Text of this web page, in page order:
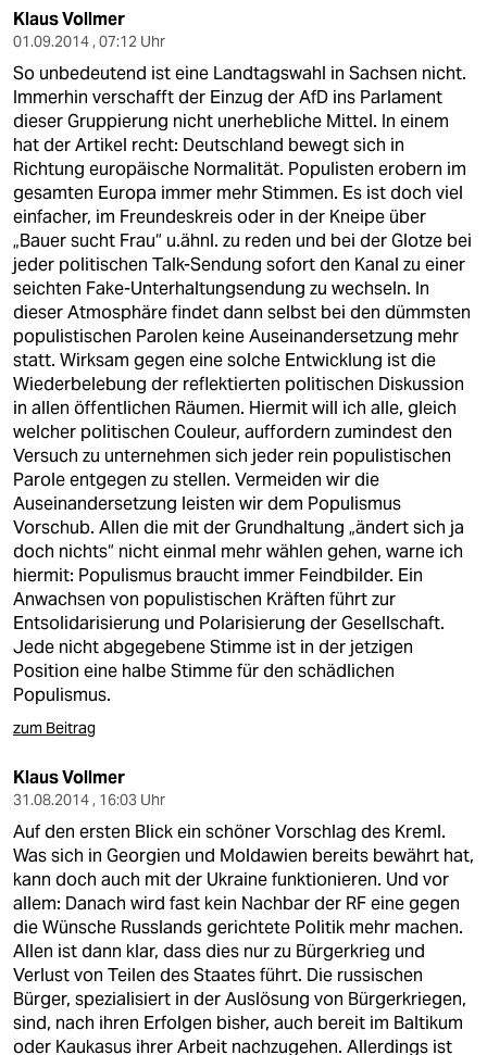
Klaus Vollmer
01.09.2014 , 07:12 Uhr
So unbedeutend ist eine Landtagswahl in Sachsen nicht.
Immerhin verschafft der Einzug der AfD ins Parlament
dieser Gruppierung nicht unerhebliche Mittel. In einem
hat der Artikel recht: Deutschland bewegt sich in
Richtung europäische Normalität. Populisten erobern im
gesamten Europa immer mehr Stimmen. Es ist doch viel
einfacher, im Freundeskreis oder in der Kneipe über
„Bauer sucht Frau“ u.ähnl. zu reden und bei der Glotze bei
jeder politischen Talk-Sendung sofort den Kanal zu einer
seichten Fake-Unterhaltungsendung zu wechseln. In
dieser Atmosphäre findet dann selbst bei den dümmsten
populistischen Parolen keine Auseinandersetzung mehr
statt. Wirksam gegen eine solche Entwicklung ist die
Wiederbelebung der reflektierten politischen Diskussion
in allen öffentlichen Räumen. Hiermit will ich alle, gleich
welcher politischen Couleur, auffordern zumindest den
Versuch zu unternehmen sich jeder rein populistischen
Parole entgegen zu stellen. Vermeiden wir die
Auseinandersetzung leisten wir dem Populismus
Vorschub. Allen die mit der Grundhaltung „ändert sich ja
doch nichts“ nicht einmal mehr wählen gehen, warne ich
hiermit: Populismus braucht immer Feindbilder. Ein
Anwachsen von populistischen Kräften führt zur
Entsolidarisierung und Polarisierung der Gesellschaft.
Jede nicht abgegebene Stimme ist in der jetzigen
Position eine halbe Stimme für den schädlichen
Populismus.
zum Beitrag
Klaus Vollmer
31.08.2014 , 16:03 Uhr
Auf den ersten Blick ein schöner Vorschlag des Kreml.
Was sich in Georgien und Moldawien bereits bewährt hat,
kann doch auch mit der Ukraine funktionieren. Und vor
allem: Danach wird fast kein Nachbar der RF eine gegen
die Wünsche Russlands gerichtete Politik mehr machen.
Allen ist dann klar, dass dies nur zu Bürgerkrieg und
Verlust von Teilen des Staates führt. Die russischen
Bürger, spezialisiert in der Auslösung von Bürgerkriegen,
sind, nach ihren Erfolgen bisher, auch bereit im Baltikum
oder Kaukasus ihrer Arbeit nachzugehen. Allerdings ist